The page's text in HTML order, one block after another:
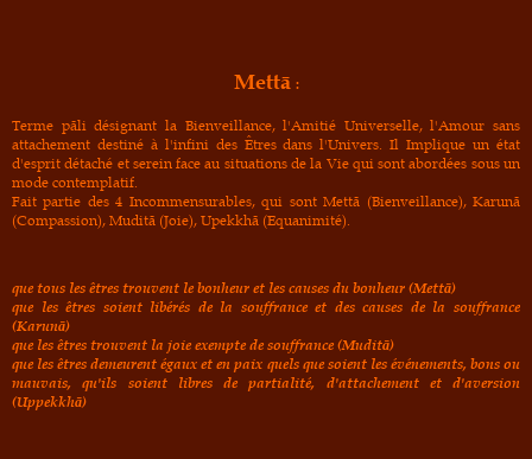
Mettā :
Terme pāli désignant la Bienveillance, l'Amitié Universelle, l'Amour sans
attachement destiné à l'infini des Êtres dans l'Univers. Il Implique un état
d'esprit détaché et serein face au situations de la Vie qui sont abordées sous un
mode contemplatif.
Fait partie des 4 Incommensurables, qui sont Mettā (Bienveillance), Karunā
(Compassion), Muditā (Joie), Upekkhā (Equanimité).
que tous les êtres trouvent le bonheur et les causes du bonheur (Mettā)
que les êtres soient libérés de la souffrance et des causes de la souffrance
(Karunā)
que les êtres trouvent la joie exempte de souffrance (Muditā)
que les êtres demeurent égaux et en paix quels que soient les événements, bons ou
mauvais, qu'ils soient libres de partialité, d'attachement et d'aversion
(Uppekkhā)